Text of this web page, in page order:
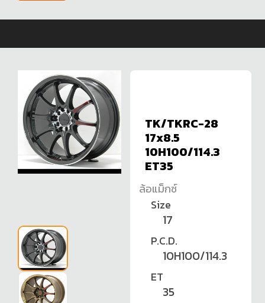
TK/TKRC-28
17x8.5
10H100/114.3
ET35
ล้อแม็กซ์
Size
17
P.C.D.
10H100/114.3
ET
35